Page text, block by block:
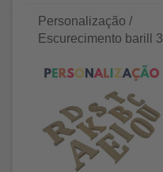
Personalização /
Escurecimento barill 3